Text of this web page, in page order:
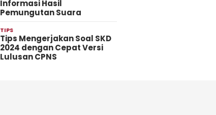
Informasi Hasil
Pemungutan Suara
TIPS
Tips Mengerjakan Soal SKD
2024 dengan Cepat Versi
Lulusan CPNS